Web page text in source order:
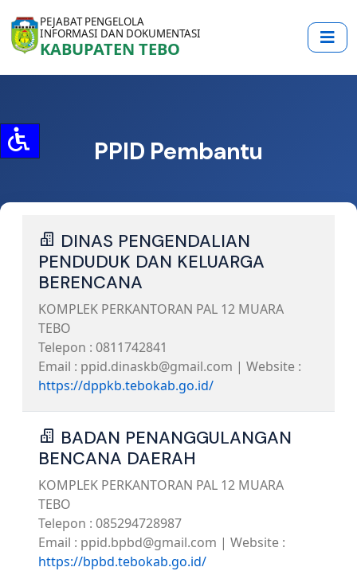
PEJABAT PENGELOLA
INFORMASI DAN DOKUMENTASI
KABUPATEN TEBO
PPID Pembantu
DINAS PENGENDALIAN
PENDUDUK DAN KELUARGA
BERENCANA
KOMPLEK PERKANTORAN PAL 12 MUARA
TEBO
Telepon : 0811742841
Email : ppid.dinaskb@gmail.com | Website :
https://dppkb.tebokab.go.id/
BADAN PENANGGULANGAN
BENCANA DAERAH
KOMPLEK PERKANTORAN PAL 12 MUARA
TEBO
Telepon : 085294728987
Email : ppid.bpbd@gmail.com | Website :
https://bpbd.tebokab.go.id/